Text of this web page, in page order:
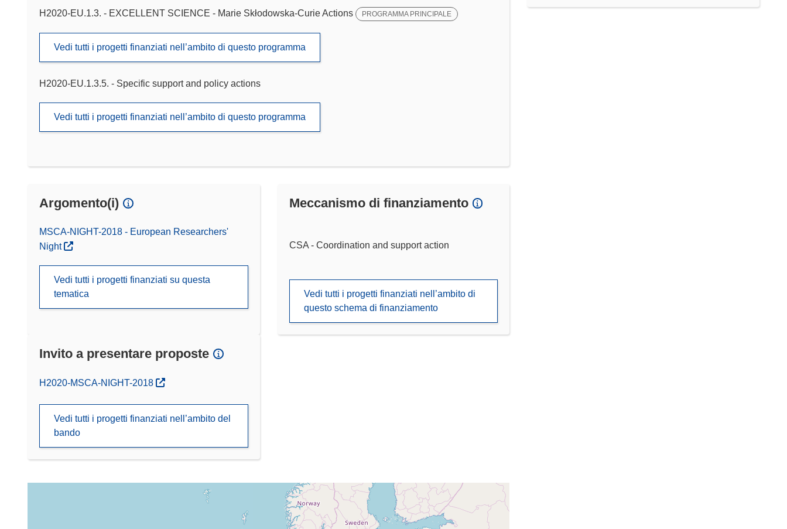
H2020-EU.1.3. - EXCELLENT SCIENCE - Marie Skłodowska-Curie Actions PROGRAMMA PRINCIPALE
Vedi tutti i progetti finanziati nell’ambito di questo programma
H2020-EU.1.3.5. - Specific support and policy actions
Vedi tutti i progetti finanziati nell’ambito di questo programma
Argomento(i)
MSCA-NIGHT-2018 - European Researchers'
Night
Vedi tutti i progetti finanziati su questa
tematica
Meccanismo di finanziamento
CSA - Coordination and support action
Vedi tutti i progetti finanziati nell’ambito di
questo schema di finanziamento
Invito a presentare proposte
(si apre in una nuova finestra)
H2020-MSCA-NIGHT-2018
Vedi tutti i progetti finanziati nell’ambito del
bando